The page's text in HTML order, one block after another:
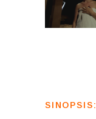
SINOPSIS: